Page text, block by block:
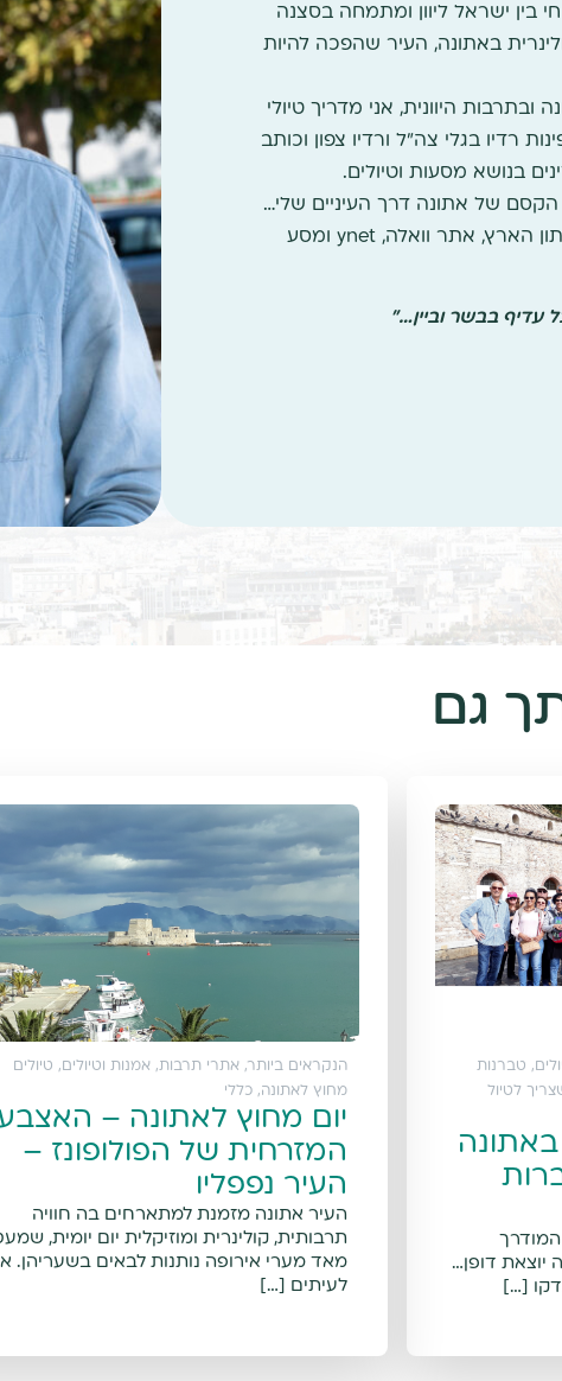
בין ישראל ליוון ומתמחה בסצנה
באתונה, העיר שהפכה להיות
היוונית, אני מדריך טיולי
רדיו בגלי צה"ל ורדיו צפון וכותב
בנושא מסעות וטיולים.
של אתונה דרך העיניים שלי…
כתבות שלי ניתן למצוא בעיתון הארץ, אתר וואלה, ynet ומסע
עדיף בבשר וביין…"
גם
, טברנות
לטיול
המודרך
יוצאת דופן…
[…]
הנקראים ביותר, אתרי תרבות, אמנות וטיולים , טיולים
מחוץ לאתונה, כללי
יום מחוץ לאתונה –
המזרחית של הפולופונז –
העיר נפפליו
העיר אתונה מזמנת למתארחים בה חוויה
תרבותית, קולינרית ומוזיקלית יום יומית,
מאד מערי אירופה נותנות לבאים בשעריהן.
לעיתים […]